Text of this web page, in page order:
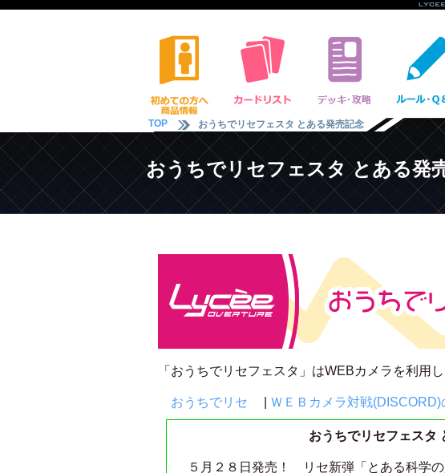
TOP おうちでリセフェスタ とある発売記念
おうちでリセフェスタ とある発
「おうちでリセフェスタ」はWEBカメラを利用
おうちでリセ ＷＥＢカメラ対戦(DISCORD)
おうちでリセフェスタ
５月２８日発売！ リセ新弾「とある科学の